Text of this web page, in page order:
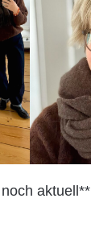
aktuell**